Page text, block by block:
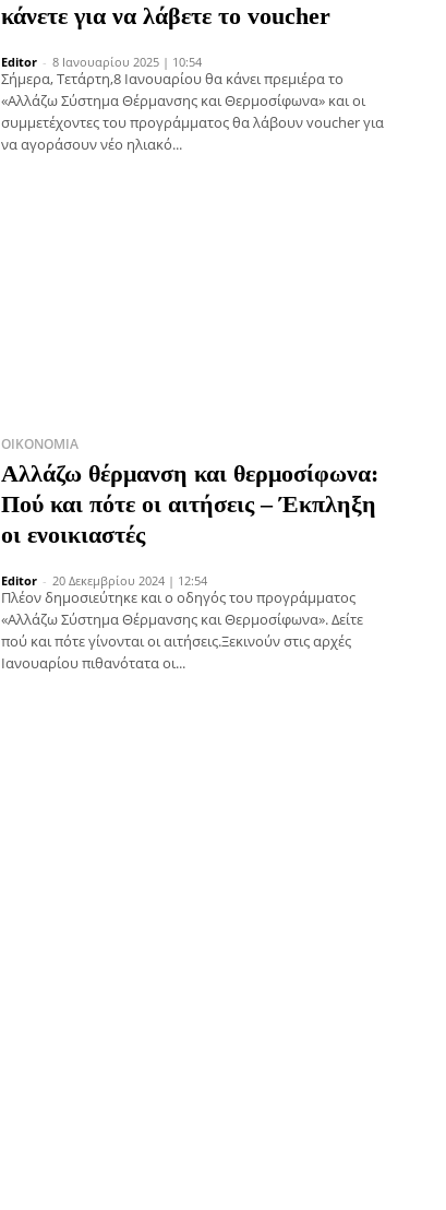
κάνετε για να λάβετε το voucher
Editor - 8 Ιανουαρίου 2025 | 10:54
Σήμερα, Τετάρτη,8 Ιανουαρίου θα κάνει πρεμιέρα το
«Αλλάζω Σύστημα Θέρμανσης και Θερμοσίφωνα» και οι
συμμετέχοντες του προγράμματος θα λάβουν voucher για
να αγοράσουν νέο ηλιακό...
ΟΙΚΟΝΟΜΊΑ
Αλλάζω θέρμανση και θερμοσίφωνα:
Πού και πότε οι αιτήσεις – Έκπληξη
οι ενοικιαστές
Editor - 20 Δεκεμβρίου 2024 | 12:54
Πλέον δημοσιεύτηκε και ο οδηγός του προγράμματος
«Αλλάζω Σύστημα Θέρμανσης και Θερμοσίφωνα». Δείτε
πού και πότε γίνονται οι αιτήσεις.Ξεκινούν στις αρχές
Ιανουαρίου πιθανότατα οι...